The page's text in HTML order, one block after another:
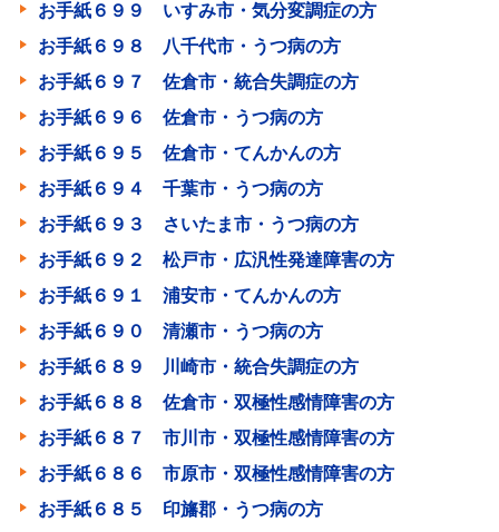
お手紙６９９ いすみ市・気分変調症の方
お手紙６９８ 八千代市・うつ病の方
お手紙６９７ 佐倉市・統合失調症の方
お手紙６９６ 佐倉市・うつ病の方
お手紙６９５ 佐倉市・てんかんの方
お手紙６９４ 千葉市・うつ病の方
お手紙６９３ さいたま市・うつ病の方
お手紙６９２ 松戸市・広汎性発達障害の方
お手紙６９１ 浦安市・てんかんの方
お手紙６９０ 清瀬市・うつ病の方
お手紙６８９ 川崎市・統合失調症の方
お手紙６８８ 佐倉市・双極性感情障害の方
お手紙６８７ 市川市・双極性感情障害の方
お手紙６８６ 市原市・双極性感情障害の方
お手紙６８５ 印旛郡・うつ病の方